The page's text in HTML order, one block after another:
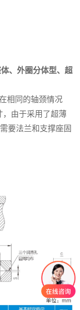
、外圈分体型、超
相同的轴颈情况
，由于采用了超薄
要法兰和支撑座固